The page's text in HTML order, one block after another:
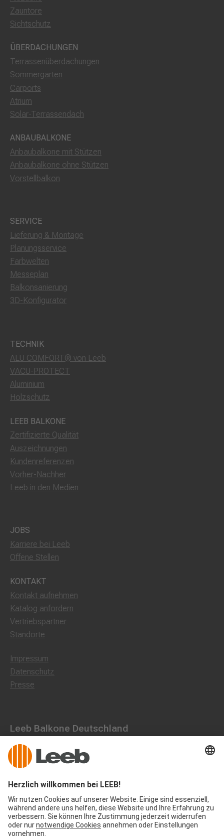
Zauntore
Sichtschutz
ÜBERDACHUNGEN
Terrassenüberdachungen
Sommergarten
Carports
Atrium
Solar-Terrassendach
ANBAUBALKONE
Anbaubalkone mit Stützen
Anbaubalkone ohne Stützen
Vorstellbalkon
SERVICE
Lieferung & Montage
Planungsservice
Farbwelten
Messeplan
Balkonsanierung
3D-Konfigurator
TECHNIK
ALU COMFORT® von Leeb
VACU-PROTECT
Aluminium
Holzschutz
LEEB BALKONE
Zertifizierte Qualität
Auszeichnungen
Kundenreferenzen
Vorher-Nachher
Leeb in den Medien
JOBS
Karriere bei Leeb
Offene Stellen
KONTAKT
Kontakt aufnehmen
Katalog anfordern
Vertriebspartner
Standorte
Impressum
Datenschutz
Presse
Leeb Balkone Deutschland
Dorfstraße 10, 85662 Hohenbrunn
0800 1801003
office@leeb-balkone.com